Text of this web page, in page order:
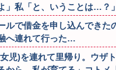
」私「と、いうことは…？
ルで借金を申し込んできた
へ連れて行った…
児)を連れて里帰り。ウザ